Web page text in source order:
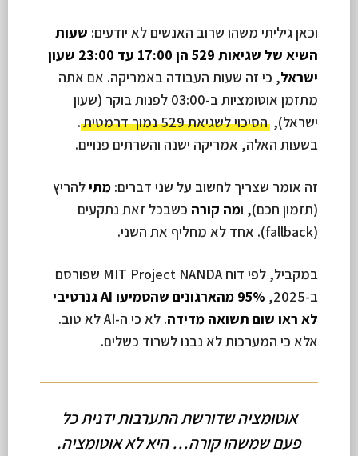
וכאן גיליתי משהו שרוב האנשים לא יודעים: שעות
השיא של שגיאות 529 הן 17:00 עד 23:00 שעון
ישראל, כי זה שעות העבודה באמריקה. אם אתה
מתזמן אוטומציות ב-03:00 לפנות בוקר (שעון
ישראל), הסיכוי לשגיאת 529 נמוך דרמטית
.
בשעות האלה, אמריקה ישנה והשרתים פנויים.
זה אומר שצריך לחשוב על שני דברים: מתילהריץ
(תזמון חכם), ומה קורה כשבכל זאת נתקעים
(fallback). אחד לא מחליף את השני.
במקביל, לפי דוח MIT Project NANDA שפורסם
ב-2025,
95% מהארגונים שהטמיעו AI גנרטיבי
לא ראו שום תשואה מדידה
. לא כי ה-AI לא טוב.
אלא כי המערכות לא נבנו לשרוד כשלים.
אוטומציה שדורשת התערבות ידנית כל
פעם שמשהו קורה… היא לא אוטומציה.